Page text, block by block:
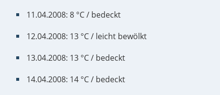
11.04.2008: 8 °C / bedeckt
12.04.2008: 13 °C / leicht bewölkt
13.04.2008: 13 °C / bedeckt
14.04.2008: 14 °C / bedeckt